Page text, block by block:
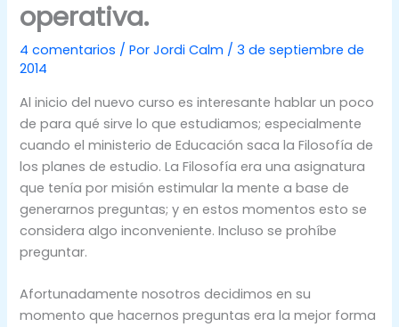
operativa.
4 comentarios / PorJordi Calm / 3 de septiembre de
2014
Al inicio del nuevo curso es interesante hablar un poco
de para qué sirve lo que estudiamos; especialmente
cuando el ministerio de Educación saca la Filosofía de
los planes de estudio. La Filosofía era una asignatura
que tenía por misión estimular la mente a base de
generarnos preguntas; y en estos momentos esto se
considera algo inconveniente. Incluso se prohíbe
preguntar.
Afortunadamente nosotros decidimos en su
momento que hacernos preguntas era la mejor forma